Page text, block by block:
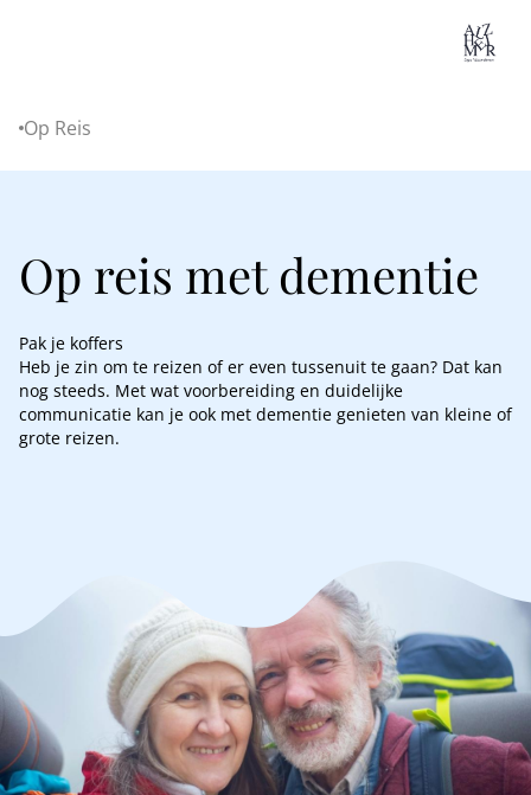
Home
Op Reis
Op reis met dementie
Pak je koffers
Heb je zin om te reizen of er even tussenuit te gaan? Dat kan
nog steeds. Met wat voorbereiding en duidelijke
communicatie kan je ook met dementie genieten van kleine of
grote reizen.